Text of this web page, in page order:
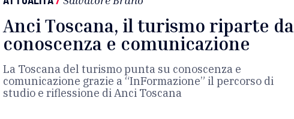
Anci Toscana, il turismo riparte da
conoscenza e comunicazione
La Toscana del turismo punta su conoscenza e
comunicazione grazie a “InFormazione” il percorso di
studio e riflessione di Anci Toscana